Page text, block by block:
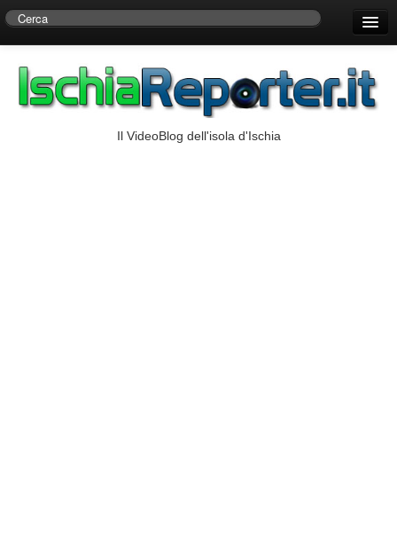
Centro di Ricerche Storiche D’Ambra
Il VideoBlog dell'isola d'Ischia